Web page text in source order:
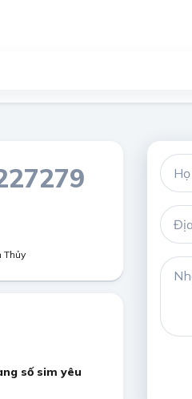
Thủy
số sim yêu